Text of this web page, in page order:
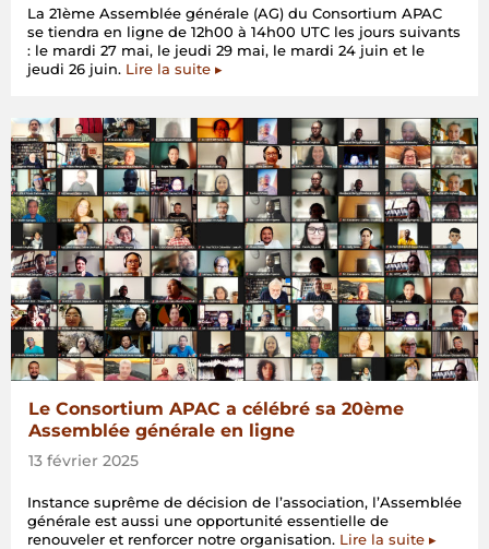
La 21ème Assemblée générale (AG) du Consortium APAC
se tiendra en ligne de 12h00 à 14h00 UTC les jours suivants
: le mardi 27 mai, le jeudi 29 mai, le mardi 24 juin et le
jeudi 26 juin. Lire la suite ▸
Le Consortium APAC a célébré sa 20ème
Assemblée générale en ligne
13 février 2025
Instance suprême de décision de l’association, l’Assemblée
générale est aussi une opportunité essentielle de
renouveler et renforcer notre organisation. Lire la suite ▸